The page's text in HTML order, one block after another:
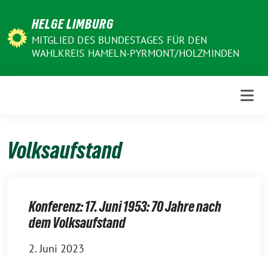
Inhalt
HELGE LIMBURG
MITGLIED DES BUNDESTAGES FÜR DEN
WAHLKREIS HAMELN-PYRMONT/HOLZMINDEN
Volksaufstand
Konferenz: 17. Juni 1953: 70 Jahre nach
dem Volksaufstand
2. Juni 2023